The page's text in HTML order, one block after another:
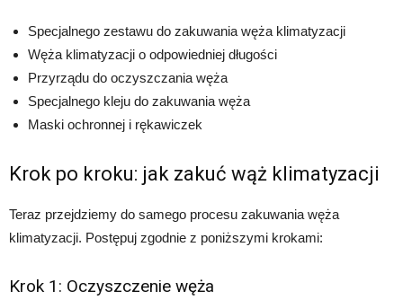
Specjalnego zestawu do zakuwania węża klimatyzacji
Węża klimatyzacji o odpowiedniej długości
Przyrządu do oczyszczania węża
Specjalnego kleju do zakuwania węża
Maski ochronnej i rękawiczek
Krok po kroku: jak zakuć wąż klimatyzacji
Teraz przejdziemy do samego procesu zakuwania węża
klimatyzacji. Postępuj zgodnie z poniższymi krokami:
Krok 1: Oczyszczenie węża